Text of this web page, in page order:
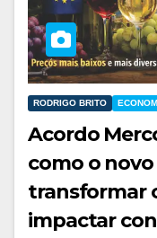
RODRIGO BRITO
Acordo
como o
transformar
impactar